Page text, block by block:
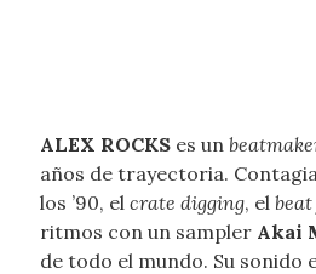
ALEX ROCKSes un
años de trayectoria.
los ’90, el crate digging, el
ritmos con un sampler Akai
de todo el mundo. Su sonido